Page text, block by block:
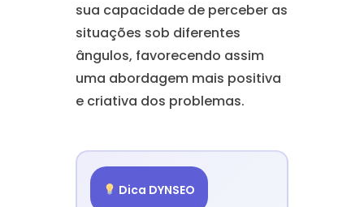
sua capacidade de perceber as
situações sob diferentes
ângulos, favorecendo assim
uma abordagem mais positiva
e criativa dos problemas.
Dica DYNSEO